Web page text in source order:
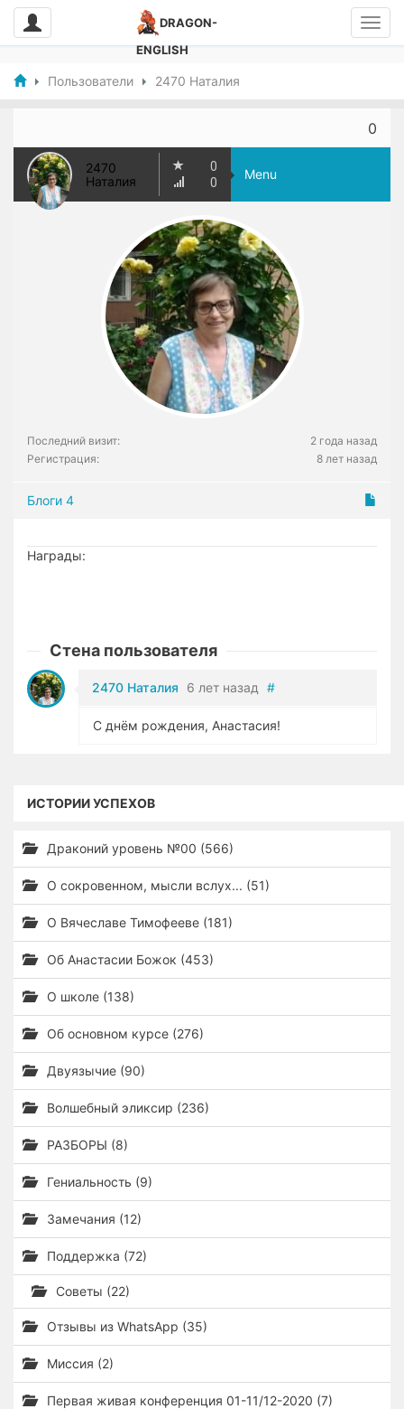
DRAGON-
ENGLISH
Пользователи 2470 Наталия
0
2470
Наталия
0
0
Menu
Последний визит:
2 года назад
Регистрация:
8 лет назад
Блоги 4
Награды:
Стена пользователя
2470 Наталия 6 лет назад #
С днём рождения, Анастасия!
ИСТОРИИ УСПЕХОВ
Драконий уровень №00 (566)
О сокровенном, мысли вслух... (51)
О Вячеславе Тимофееве (181)
Об Анастасии Божок (453)
О школе (138)
Об основном курсе (276)
Двуязычие (90)
Волшебный эликсир (236)
РАЗБОРЫ (8)
Гениальность (9)
Замечания (12)
Поддержка (72)
Советы (22)
Отзывы из WhatsApp (35)
Миссия (2)
Первая живая конференция 01-11/12-2020 (7)